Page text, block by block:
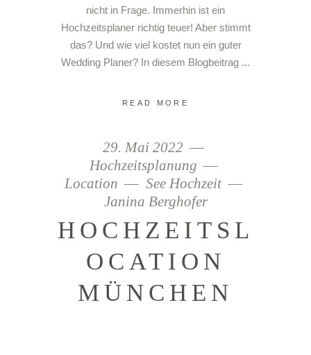
nicht in Frage. Immerhin ist ein
Hochzeitsplaner richtig teuer! Aber stimmt
das? Und wie viel kostet nun ein guter
Wedding Planer? In diesem Blogbeitrag
READ MORE
29. Mai 2022
Hochzeitsplanung
Location
See Hochzeit
Janina Berghofer
HOCHZEITSL
OCATION
MÜNCHEN